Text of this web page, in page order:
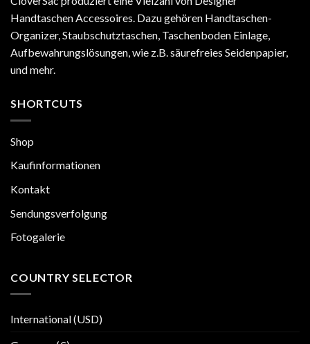
besser
als
Neverfull
MM
Handtaschen Accessoires. Dazu gehören Handtaschen-
Organizer, Staubschutztaschen, Taschenboden Einlage,
Aufbewahrungslösungen, wie z.B. säurefreies Seidenpapier,
und mehr.
SHORTCUTS
Shop
Kaufinformationen
Kontakt
Sendungsverfolgung
Fotogalerie
COUNTRY SELECTOR
International (USD)